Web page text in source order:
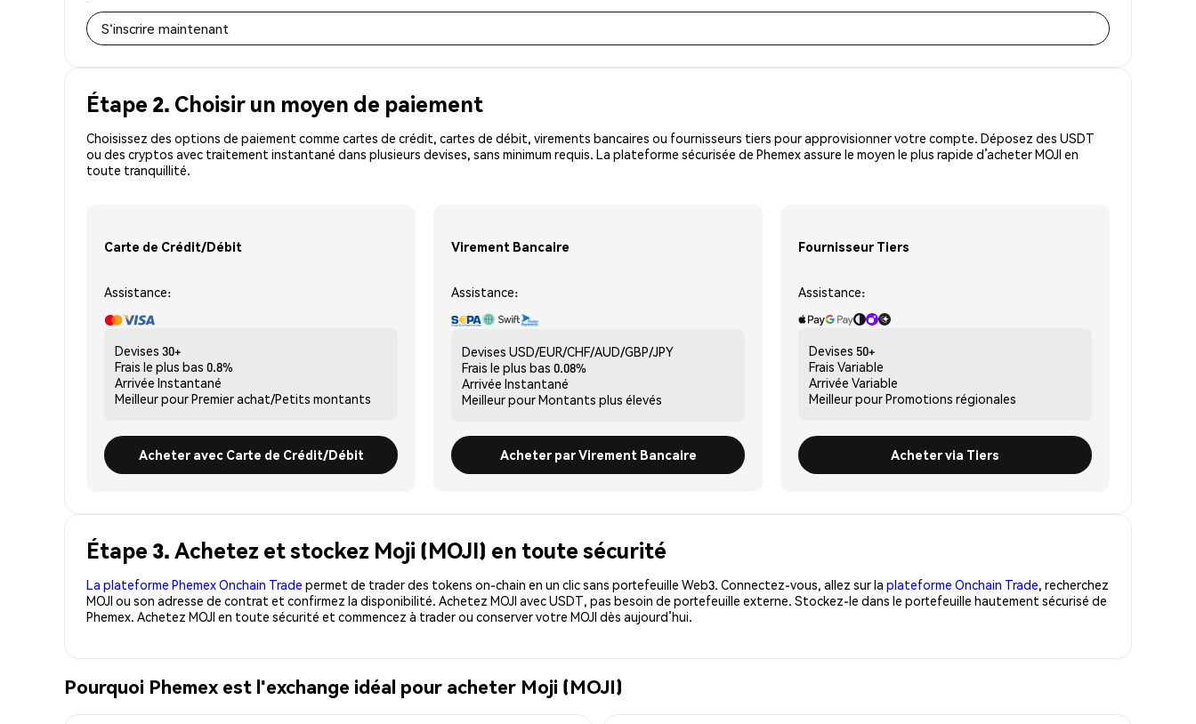
S'inscrire maintenant
Étape 2. Choisir un moyen de paiement
Choisissez des options de paiement comme cartes de crédit, cartes de débit, virements bancaires ou fournisseurs tiers pour approvisionner votre compte. Déposez des USDT
ou des cryptos avec traitement instantané dans plusieurs devises, sans minimum requis. La plateforme sécurisée de Phemex assure le moyen le plus rapide d’acheter MOJI en
toute tranquillité.
Carte de Crédit/Débit
Assistance:
Devises 30+
Frais le plus bas 0.8%
Arrivée Instantané
Meilleur pourPremier achat/Petits montants
Acheter avec Carte de Crédit/Débit
Virement Bancaire
Assistance:
Devises USD/EUR/CHF/AUD/GBP/JPY
Frais le plus bas 0.08%
Arrivée Instantané
Meilleur pourMontants plus élevés
Acheter par Virement Bancaire
Fournisseur Tiers
Assistance:
Devises 50+
Frais Variable
Arrivée Variable
Meilleur pourPromotions régionales
Acheter via Tiers
Étape 3. Achetez et stockez Moji (MOJI) en toute sécurité
La plateforme Phemex Onchain Trade permet de trader des tokens on-chain en un clic sans portefeuille Web3. Connectez-vous, allez sur la plateforme Onchain Trade, recherchez
MOJI ou son adresse de contrat et confirmez la disponibilité. Achetez MOJI avec USDT, pas besoin de portefeuille externe. Stockez-le dans le portefeuille hautement sécurisé de
Phemex. Achetez MOJI en toute sécurité et commencez à trader ou conserver votre MOJI dès aujourd’hui.
Pourquoi Phemex est l'exchange idéal pour acheter Moji (MOJI)